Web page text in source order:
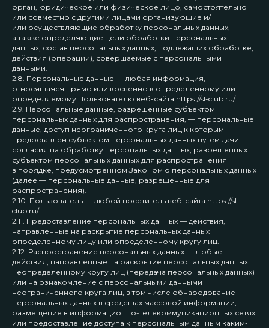
орган, юридическое или физическое лицо, самостоятельно
или совместно с другими лицами организующие и/
или осуществляющие обработку персональных данных,
а также определяющие цели обработки персональных
данных, состав персональных данных, подлежащих обработке,
действия (операции), совершаемые с персональными
данными.
2.8. Персональные данные — любая информация,
относящаяся прямо или косвенно к определенному или
определяемому Пользователю веб-сайта https://sl-club.ru/.
2.9. Персональные данные, разрешенные субъектом
персональных данных для распространения, — персональные
данные, доступ неограниченного круга лиц к которым
предоставлен субъектом персональных данных путем дачи
согласия на обработку персональных данных, разрешенных
субъектом персональных данных для распространения
в порядке, предусмотренном Законом о персональных данных
(далее — персональные данные, разрешенные для
распространения).
2.10. Пользователь — любой посетитель веб-сайта https://sl-
club.ru/.
2.11. Предоставление персональных данных — действия,
направленные на раскрытие персональных данных
определенному лицу или определенному кругу лиц.
2.12. Распространение персональных данных — любые
действия, направленные на раскрытие персональных данных
неопределенному кругу лиц (передача персональных данных)
или на ознакомление с персональными данными
неограниченного круга лиц, в том числе обнародование
персональных данных в средствах массовой информации,
размещение в информационно-телекоммуникационных сетях
или предоставление доступа к персональным данным каким-